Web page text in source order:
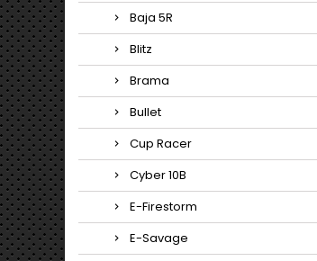
Baja 5R
Blitz
Brama
Bullet
Cup Racer
Cyber 10B
E-Firestorm
E-Savage